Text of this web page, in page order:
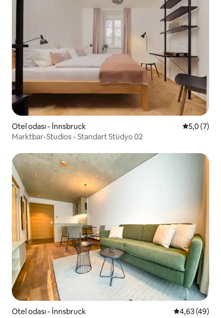
Otel odası - İnnsbruck 55,0 (7)
Marktbar-Studios - Standart Stüdyo 02
Otel odası - İnnsbruck 5 üzerinden
4,63 (49)